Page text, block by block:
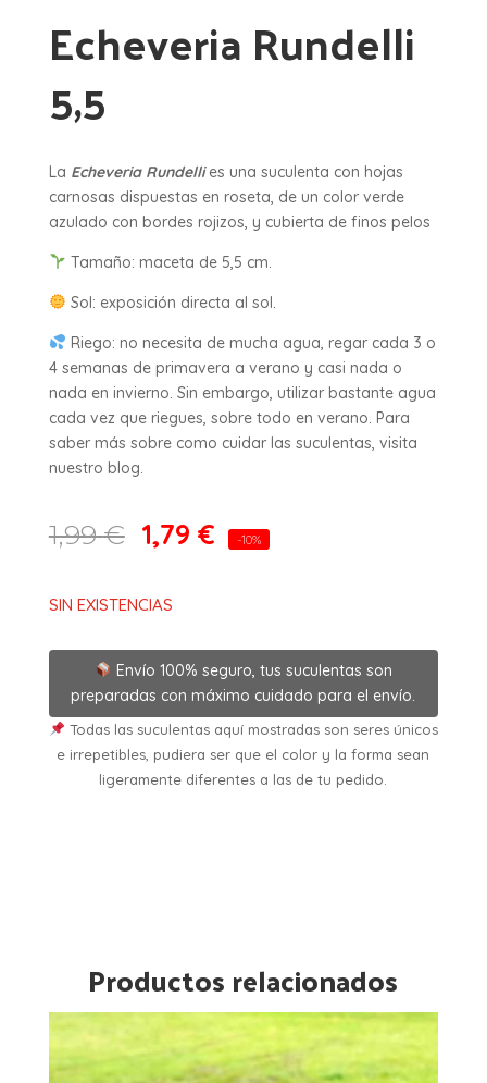
Echeveria Rundelli
5,5
La Echeveria Rundellies una suculenta con hojas
carnosas dispuestas en roseta, de un color verde
azulado con bordes rojizos, y cubierta de finos pelos
Tamaño: maceta de 5,5 cm.
Sol: exposición directa al sol.
Riego: no necesita de mucha agua, regar cada 3 o
4 semanas de primavera a verano y casi nada o
nada en invierno. Sin embargo, utilizar bastante agua
cada vez que riegues, sobre todo en verano. Para
saber más sobre como cuidar las suculentas, visita
nuestro blog.
1,99€ 1,79 € -10%
SIN EXISTENCIAS
Envío 100% seguro, tus suculentas son
preparadas con máximo cuidado para el envío.
Todas las suculentas aquí mostradas son seres únicos
e irrepetibles, pudiera ser que el color y la forma sean
ligeramente diferentes a las de tu pedido.
Productos relacionados